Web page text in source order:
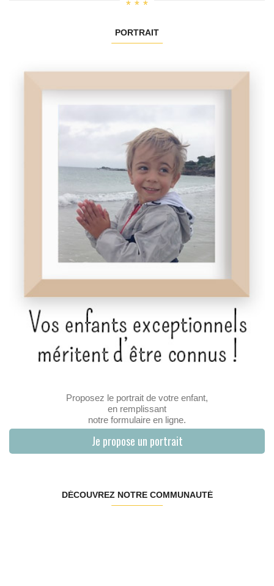
PORTRAIT
Proposez le portrait de votre enfant,
en remplissant
notre formulaire en ligne.
Je propose un portrait
DÉCOUVREZ NOTRE COMMUNAUTÉ